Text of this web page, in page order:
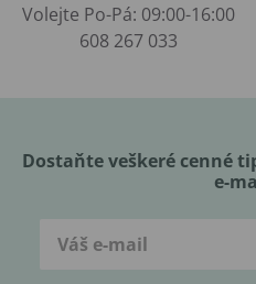
Volejte Po-Pá: 09:00-16:00
608 267 033
Dostaňte veškeré cenné
e-